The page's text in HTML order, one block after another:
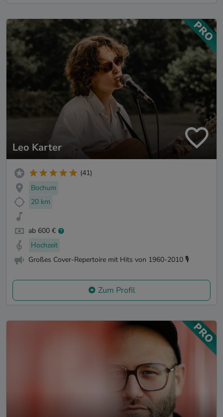
Leo Karter
(41)
Bochum
20 km
ab 600 €
Hochzeit
Großes Cover-Repertoire mit Hits von 1960-2010 🎙️
Zum Profil